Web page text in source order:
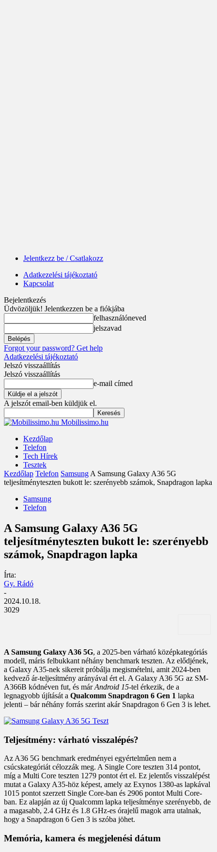
Jelentkezz be / Csatlakozz
Adatkezelési tájékoztató
Kapcsolat
Bejelentkezés
Üdvözöljük! Jelentkezzen be a fiókjába
felhasználóneved
jelszavad
Forgot your password? Get help
Adatkezelési tájékoztató
Jelszó visszaállítás
Jelszó visszaállítás
e-mail címed
A jelszót email-ben küldjük el.
Mobilissimo.hu
Kezdőlap
Telefon
Tech Hírek
Tesztek
Kezdőlap Telefon Samsung A Samsung Galaxy A36 5G
teljesítményteszten bukott le: szerényebb számok, Snapdragon lapka
Samsung
Telefon
A Samsung Galaxy A36 5G
teljesítményteszten bukott le: szerényebb
számok, Snapdragon lapka
Írta:
Gy. Rádó
-
2024.10.18.
3029
A Samsung Galaxy A36 5G, a 2025-ben várható középkategóriás
modell, máris felbukkant néhány benchmark teszten. Az elődjének,
a Galaxy A35-nek sikereit próbálja megismételni, amit 2024-ben
kedvező ár-teljesítmény arányával ért el. A Galaxy A36 5G az SM-
A366B kódnéven fut, és márAndroid 15-tel érkezik, de a
legnagyobb újítását a Qualcomm Snapdragon 6 Gen 1 lapka
jelenti – bár néhány forrás szerint akár Snapdragon 6 Gen 3 is lehet.
Teljesítmény: várható visszalépés?
Az A36 5G benchmark eredményei egyértelműen nem a
csúcskategóriát célozzák meg. A Single Core teszten 314 pontot,
míg a Multi Core teszten 1279 pontot ért el. Ez jelentős visszalépést
mutat a Galaxy A35-höz képest, amely az Exynos 1380-as lapkával
1015 pontot szerzett Single Core-ban és 2906 pontot Multi Core-
ban. Ez alapján az új Qualcomm lapka teljesítménye szerényebb, de
a magasabb, 2.4 GHz és 1.8 GHz-es órajelű magok arra utalnak,
hogy a Snapdragon 6 Gen 3 is szóba jöhet.
Memória, kamera és megjelenési dátum